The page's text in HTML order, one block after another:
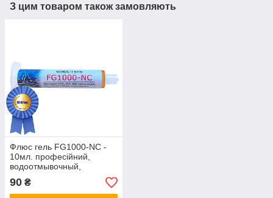
З цим товаром також замовляють
Флюс гель FG1000-NC -
10мл. професійний,
водоотмывочный,
водосмываемый
90 ₴